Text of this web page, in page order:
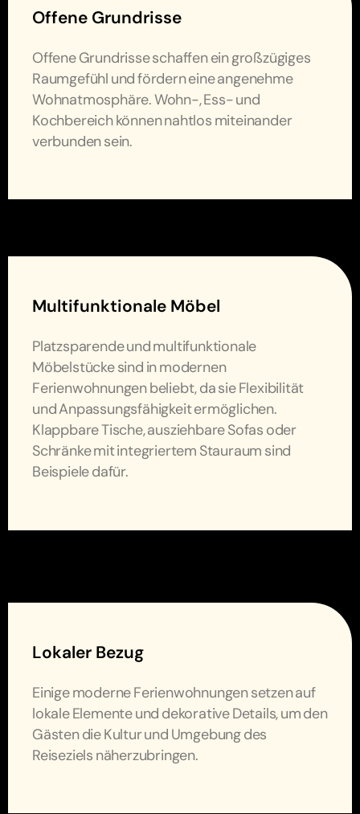
Offene Grundrisse
Offene Grundrisse schaffen ein großzügiges
Raumgefühl und fördern eine angenehme
Wohnatmosphäre. Wohn-, Ess- und
Kochbereich können nahtlos miteinander
verbunden sein.
Multifunktionale Möbel
Platzsparende und multifunktionale
Möbelstücke sind in modernen
Ferienwohnungen beliebt, da sie Flexibilität
und Anpassungsfähigkeit ermöglichen.
Klappbare Tische, ausziehbare Sofas oder
Schränke mit integriertem Stauraum sind
Beispiele dafür.
Lokaler Bezug
Einige moderne Ferienwohnungen setzen auf
lokale Elemente und dekorative Details, um den
Gästen die Kultur und Umgebung des
Reiseziels näherzubringen.